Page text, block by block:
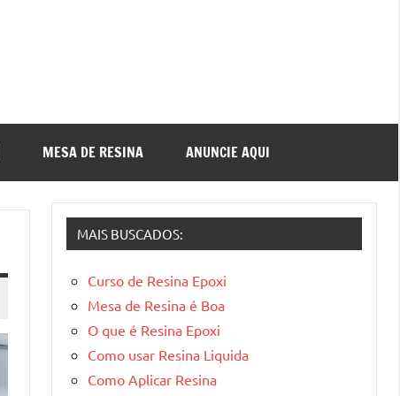
MESA DE RESINA ANUNCIE AQUI
MAIS BUSCADOS:
Curso de Resina Epoxi
Mesa de Resina é Boa
O que é Resina Epoxi
Como usar Resina Liquida
Como Aplicar Resina